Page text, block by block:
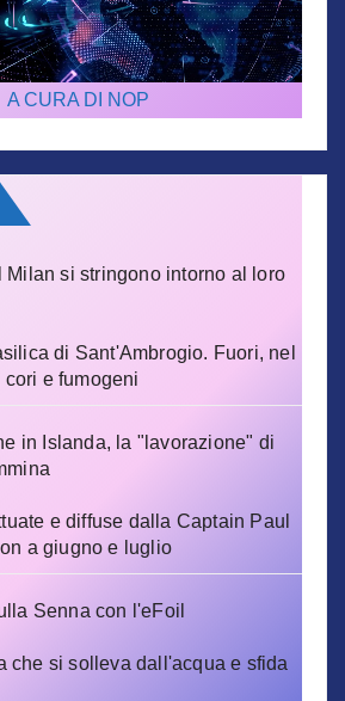
A CURA DI NOP
Milan si stringono intorno al loro
di Sant'Ambrogio. Fuori, nel
e fumogeni
in Islanda, la "lavorazione" di
e diffuse dalla Captain Paul
a giugno e luglio
Senna con l'eFoil
che si solleva dall'acqua e sfida